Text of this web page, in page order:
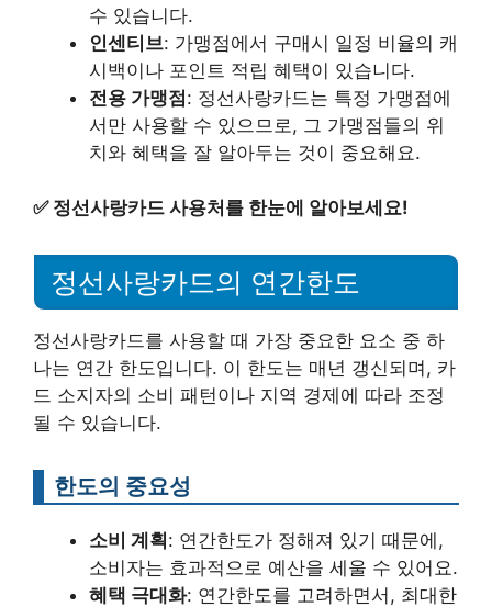
수 있습니다.
인센티브: 가맹점에서 구매시 일정 비율의 캐
시백이나 포인트 적립 혜택이 있습니다.
전용 가맹점: 정선사랑카드는 특정 가맹점에
서만 사용할 수 있으므로, 그 가맹점들의 위
치와 혜택을 잘 알아두는 것이 중요해요.
✅ 정선사랑카드 사용처를 한눈에 알아보세요!
정선사랑카드의 연간한도
정선사랑카드를 사용할 때 가장 중요한 요소 중 하
나는 연간 한도입니다. 이 한도는 매년 갱신되며, 카
드 소지자의 소비 패턴이나 지역 경제에 따라 조정
될 수 있습니다.
한도의 중요성
소비 계획 : 연간한도가 정해져 있기 때문에,
소비자는 효과적으로 예산을 세울 수 있어요.
혜택 극대화: 연간한도를 고려하면서, 최대한